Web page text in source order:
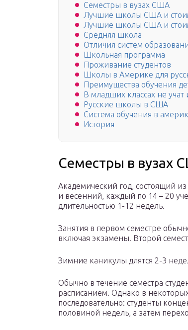
Семестры в вузах США
Лучшие школы США и
Лучшие школы США и
Средняя школа
Отличия систем
Школьная программа
Проживание студентов
Школы в Америке для
Преимущества обучения
В младших классах не
Русские школы в США
Система обучения в
История
Семестры в вузах
Академический год, состоящий
и весенний, каждый по 14 – 20
длительностью 1-12 недель.
Занятия в первом семестре
включая экзамены. Второй
Зимние каникулы длятся 2-3
Обычно в течение семестра
расписанием. Однако в
последовательно: студенты
половиной недель, а затем